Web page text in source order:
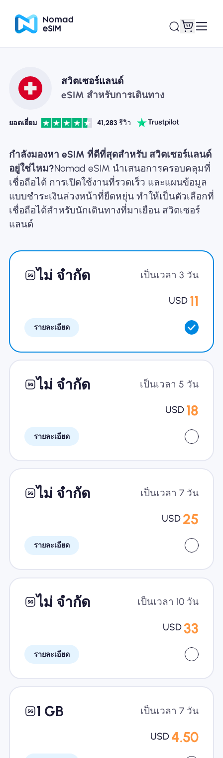
เข้าสู่ระบบ / ลง
ทะเบียน
แผนร้านค้า
เกี่ยวกับ eSIM
สำหรับธุรกิจ
สวิตเซอร์แลนด์
eSIM สำหรับการเดินทาง
ยอดเยี่ยม 41,283 รีวิว
กำลังมองหา eSIM ที่ดีที่สุดสำหรับ สวิตเซอร์แลนด์
อยู่ใช่ไหม?Nomad eSIM นำเสนอการครอบคลุมที่
เชื่อถือได้ การเปิดใช้งานที่รวดเร็ว และแผนข้อมูล
แบบชำระเงินล่วงหน้าที่ยืดหยุ่น ทำให้เป็นตัวเลือกที่
เชื่อถือได้สำหรับนักเดินทางที่มาเยือน สวิตเซอร์
แลนด์
ไม่ จำกัด เป็นเวลา 3 วัน
USD 11
รายละเอียด
ไม่ จำกัด เป็นเวลา 5 วัน
USD 18
รายละเอียด
ไม่ จำกัด เป็นเวลา 7 วัน
USD 25
รายละเอียด
ไม่ จำกัด เป็นเวลา 10 วัน
USD 33
รายละเอียด
1 GB เป็นเวลา 7 วัน
USD 4.50